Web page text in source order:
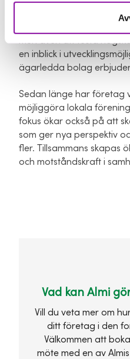
utveckla relationerna
men även att testa
en inblick i
ägarledda bolag
Sedan länge har företag
möjliggöra lokala
fokus ökar också på att
som ger nya perspektiv
fler. Tillsammans skapas
och motståndskraft i
Vad kan Almi
Vill du veta mer om
ditt företag i den
Välkommen att
möte med en av